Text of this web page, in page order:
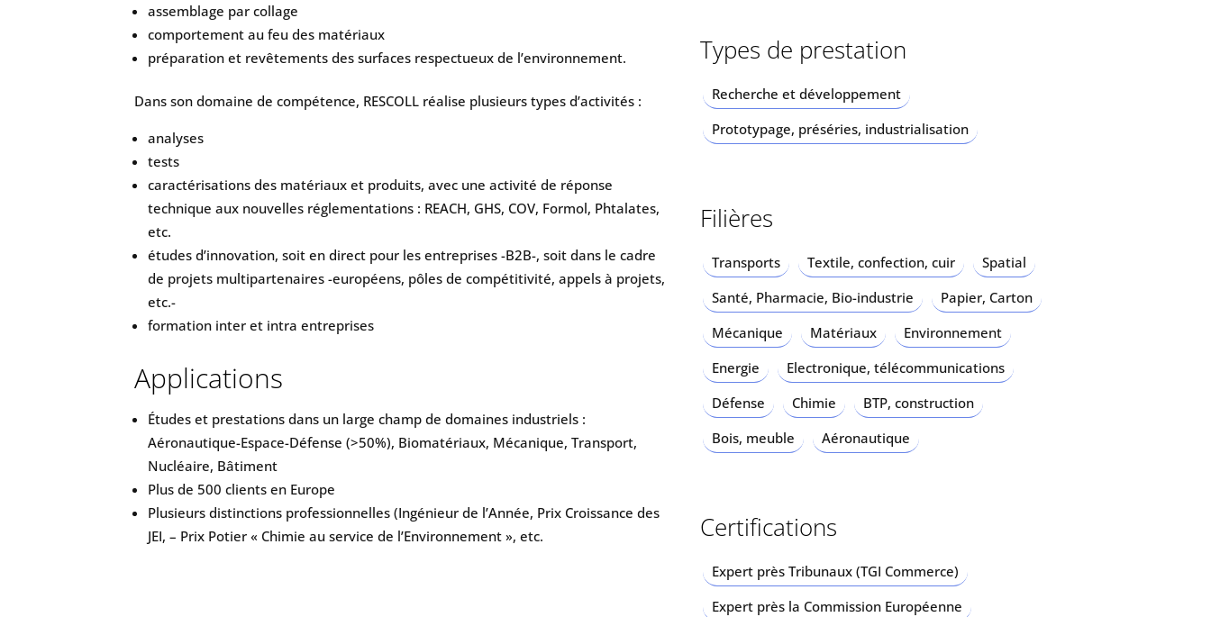
assemblage par collage
comportement au feu des matériaux
préparation et revêtements des surfaces respectueux de l’environnement.
Dans son domaine de compétence, RESCOLL réalise plusieurs types d’activités :
analyses
tests
caractérisations des matériaux et produits, avec une activité de réponse
technique aux nouvelles réglementations : REACH, GHS, COV, Formol, Phtalates,
etc.
études d’innovation, soit en direct pour les entreprises -B2B-, soit dans le cadre
de projets multipartenaires -européens, pôles de compétitivité, appels à projets,
etc.-
formation inter et intra entreprises
Applications
Études et prestations dans un large champ de domaines industriels :
Aéronautique-Espace-Défense (>50%), Biomatériaux, Mécanique, Transport,
Nucléaire, Bâtiment
Plus de 500 clients en Europe
Plusieurs distinctions professionnelles (Ingénieur de l’Année, Prix Croissance des
JEI, – Prix Potier « Chimie au service de l’Environnement », etc.
Types de prestation
Recherche et développement
Prototypage, préséries, industrialisation
Filières
Transports Textile, confection, cuir
Spatial
Santé, Pharmacie, Bio-industrie
Papier, Carton
Mécanique
Matériaux
Environnement
Energie
Electronique, télécommunications
Défense
Chimie
BTP, construction
Bois, meuble
Aéronautique
Certifications
Expert près Tribunaux (TGI Commerce)
Expert près la Commission Européenne